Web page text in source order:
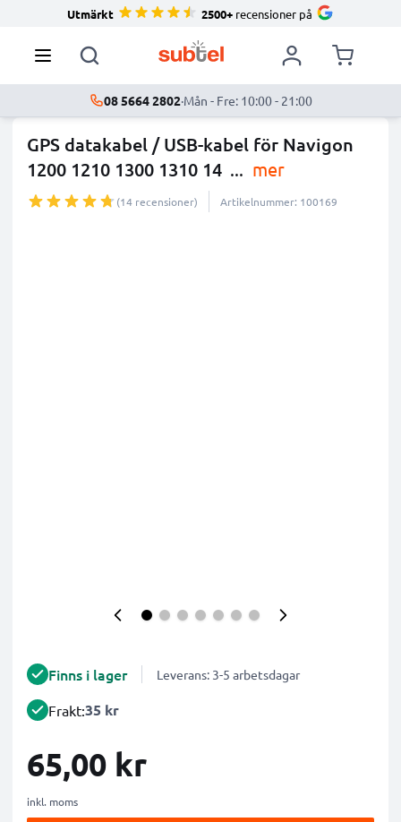
Utmärkt 2500+ recensioner på
08 5664 2802·Mån - Fre: 10:00 - 21:00
GPS datakabel / USB-kabel för Navigon
1200 1210 1300 1310 14 ... mer
(14 recensioner) Artikelnummer: 100169
Finns i lager Leverans: 3-5 arbetsdagar
Frakt:35 kr
65,00 kr
inkl. moms